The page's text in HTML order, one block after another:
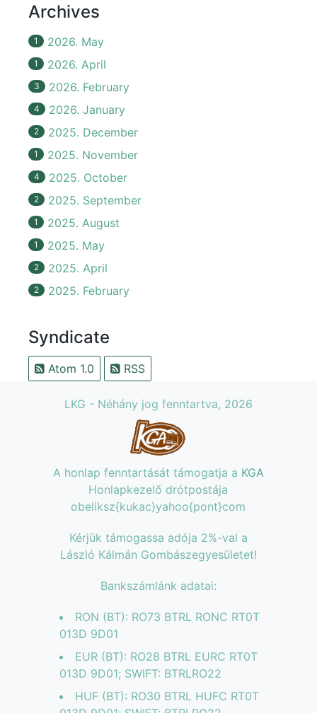
Archives
1 2026. May
1 2026. April
3 2026. February
4 2026. January
2 2025. December
1 2025. November
4 2025. October
2 2025. September
1 2025. August
1 2025. May
2 2025. April
2 2025. February
Syndicate
Atom 1.0 RSS
LKG - Néhány jog fenntartva, 2026
A honlap fenntartását támogatja a KGA
Honlapkezelő drótpostája
obeliksz{kukac}yahoo{pont}com
Kérjük támogassa adója 2%-val a
László Kálmán Gombászegyesületet!
Bankszámlánk adatai:
RON (BT): RO73 BTRL RONC RT0T
013D 9D01
EUR (BT): RO28 BTRL EURC RT0T
013D 9D01; SWIFT: BTRLRO22
HUF (BT): RO30 BTRL HUFC RT0T